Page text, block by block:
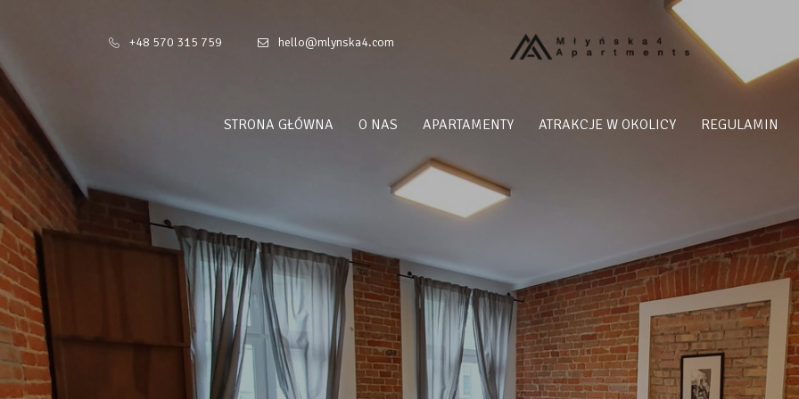
+48 570 315 759 hello@mlynska4.com
STRONA GŁÓWNA O NAS APARTAMENTY ATRAKCJE W OKOLICY REGULAMIN